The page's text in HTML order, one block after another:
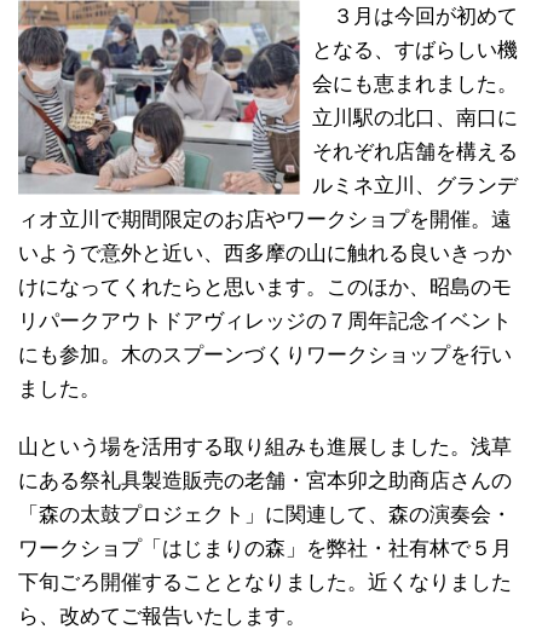
３月は今回が初めて
となる、すばらしい機
会にも恵まれました。
立川駅の北口、南口に
それぞれ店舗を構える
ルミネ立川、グランデ
ィオ立川で期間限定のお店やワークショプを開催。遠
いようで意外と近い、西多摩の山に触れる良いきっか
けになってくれたらと思います。このほか、昭島のモ
リパークアウトドアヴィレッジの７周年記念イベント
にも参加。木のスプーンづくりワークショップを行い
ました。
山という場を活用する取り組みも進展しました。浅草
にある祭礼具製造販売の老舗・宮本卯之助商店さんの
「森の太鼓プロジェクト」に関連して、森の演奏会・
ワークショプ「はじまりの森」を弊社・社有林で５月
下旬ごろ開催することとなりました。近くなりました
ら、改めてご報告いたします。